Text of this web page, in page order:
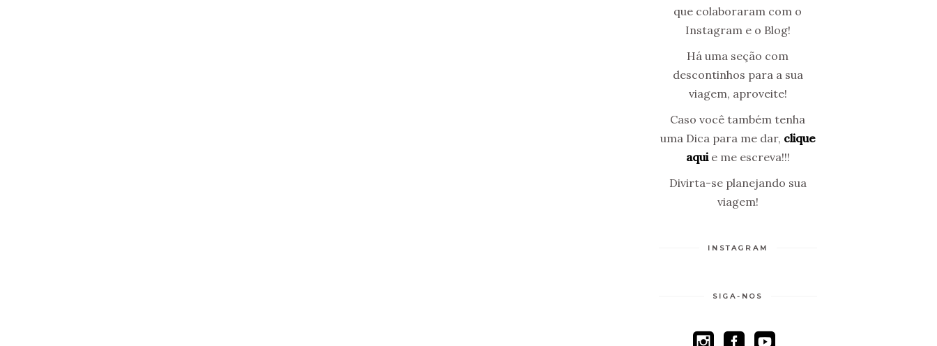
que colaboraram com o
Instagram e o Blog!
Há uma seção com
descontinhos para a sua
viagem, aproveite!
Caso você também tenha
uma Dica para me dar, clique
aquie me escreva!!!
Divirta-se planejando sua
viagem!
INSTAGRAM
SIGA-NOS